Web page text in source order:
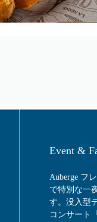
Event &
Auberge フ
で特別な一
す。没入型
コンサート